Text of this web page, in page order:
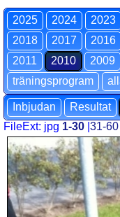
2025 2024 2023
2018
2017 2016
2011
2010 2009
träningsprogram
Inbjudan Resultat
FileExt: jpg 1-30 31-60